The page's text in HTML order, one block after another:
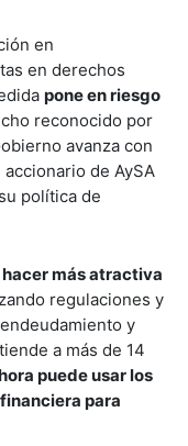
en
en derechos
pone en riesgo
reconocido por
avanza con
de AySA
política de
hacer más atractiva
regulaciones y
y
a más de 14
puede usar los
para